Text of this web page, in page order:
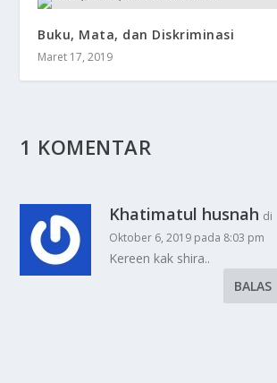
Buku, Mata, dan Diskriminasi
Maret 17, 2019
1 KOMENTAR
Khatimatul husnah di
Oktober 6, 2019 pada 8:03 pm
Kereen kak shira..
BALAS